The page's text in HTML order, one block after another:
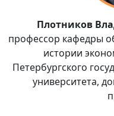
Плотников
профессор кафедры
истории
Петербургского
университета,